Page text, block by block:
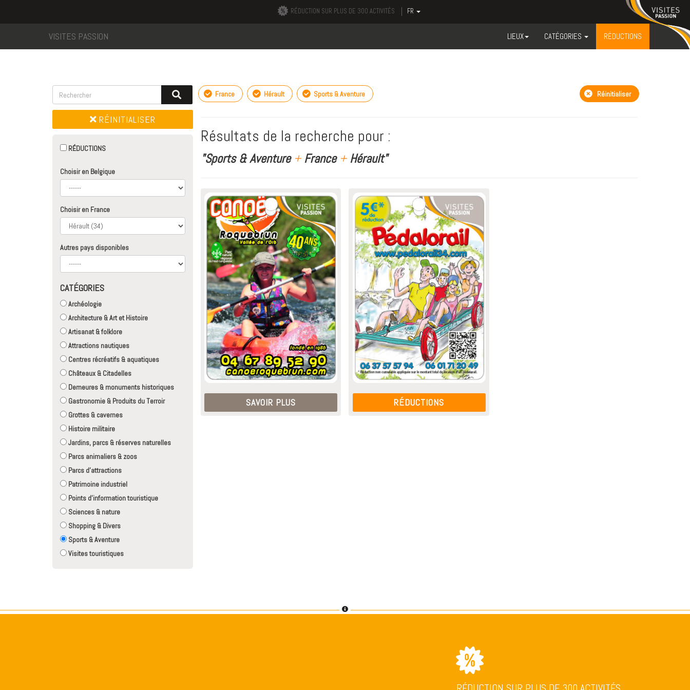
RÉDUCTION SUR PLUS DE 300 ACTIVITÉS FR
VISITES PASSION LIEUX CATÉGORIES RÉDUCTIONS
RÉINITIALISER
RÉDUCTIONS
Choisir en Belgique
Choisir en France
Autres pays disponibles
CATÉGORIES
Archéologie
Architecture & Art et Histoire
Artisanat & folklore
Attractions nautiques
Centres récréatifs & aquatiques
Châteaux & Citadelles
Demeures & monuments historiques
Gastronomie & Produits du Terroir
Grottes & cavernes
Histoire militaire
Jardins, parcs & réserves naturelles
Parcs animaliers & zoos
Parcs d'attractions
Patrimoine industriel
Points d'information touristique
Sciences & nature
Shopping & Divers
Sports & Aventure
Visites touristiques
France Hérault Sports & Aventure Réinitialiser
Résultats de la recherche pour :
"Sports & Aventure +France +Hérault"
SAVOIR PLUS RÉDUCTIONS